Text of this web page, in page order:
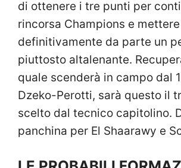
di ottenere i tre punti per
rincorsa Champions e mettere
definitivamente da parte un
piuttosto altalenante.
quale scenderà in campo dal
Dzeko-Perotti, sarà questo il
scelto dal tecnico capitolino.
panchina per El Shaarawy e